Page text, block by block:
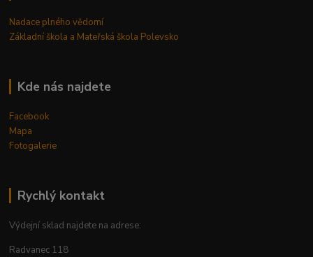
Nadace plného vědomí
Základní škola a Mateřská škola Polevsko
Kde nás najdete
Facebook
Mapa
Fotogalerie
Rychlý kontakt
Výdejní sklad najdete na adrese:
Radvanec 118